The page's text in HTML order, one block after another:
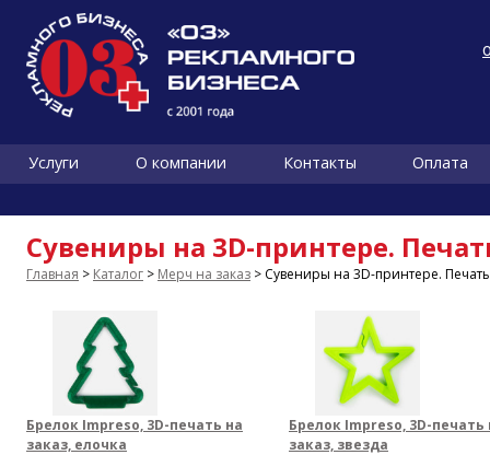
Услуги О компании Контакты Оплата
Сувениры на 3D-принтере.
Главная > Каталог > Мерч на заказ > Сувениры на 3D-принтере.
Брелок Impreso, 3D-печать на
заказ, елочка
Брелок Impreso, 3D-печать
заказ, звезда